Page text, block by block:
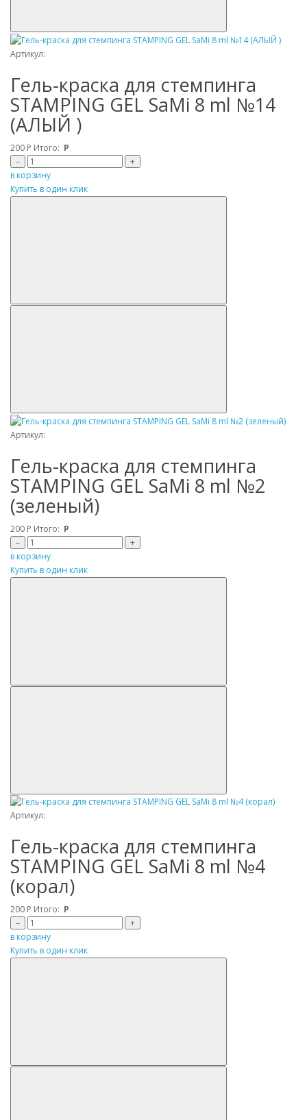
Артикул:
Гель-краска для стемпинга
STAMPING GEL SaMi 8 ml №14
(АЛЫЙ )
200 Р Итого: Р
–
+
в корзину
Купить в один клик
Артикул:
Гель-краска для стемпинга
STAMPING GEL SaMi 8 ml №2
(зеленый)
200 Р Итого: Р
–
+
в корзину
Купить в один клик
Артикул:
Гель-краска для стемпинга
STAMPING GEL SaMi 8 ml №4
(корал)
200 Р Итого: Р
–
+
в корзину
Купить в один клик